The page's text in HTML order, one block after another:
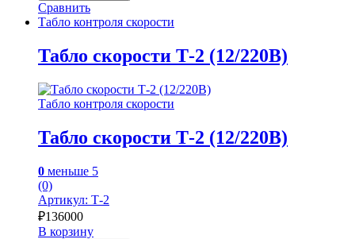
Сравнить
Табло контроля скорости
Табло скорости Т-2 (12/220В)
Табло контроля скорости
Табло скорости Т-2 (12/220В)
0 меньше 5
(0)
Артикул: Т-2
₽136000
В корзину